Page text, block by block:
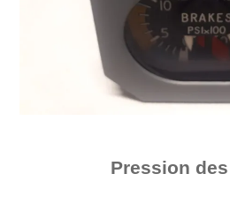
Pression